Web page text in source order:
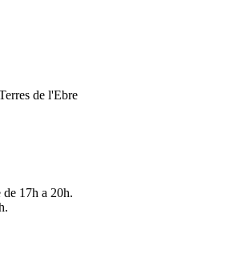
de l'Ebre
de 17h a 20h.